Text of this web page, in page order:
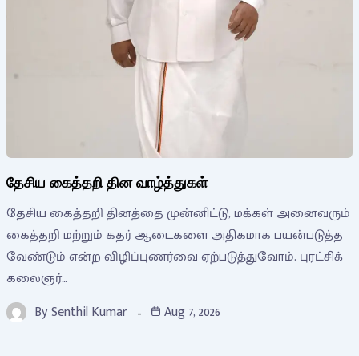
தேசிய கைத்தறி தின வாழ்த்துகள்
தேசிய கைத்தறி தினத்தை முன்னிட்டு, மக்கள் அனைவரும்
கைத்தறி மற்றும் கதர் ஆடைகளை அதிகமாக பயன்படுத்த
வேண்டும் என்ற விழிப்புணர்வை ஏற்படுத்துவோம். புரட்சிக்
கலைஞர்…
BySenthil Kumar Aug 7, 2026